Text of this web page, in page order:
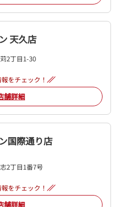
天久店
2丁目1-30
をチェック！
舗詳細
国際通り店
2丁目1番7号
をチェック！
舗詳細